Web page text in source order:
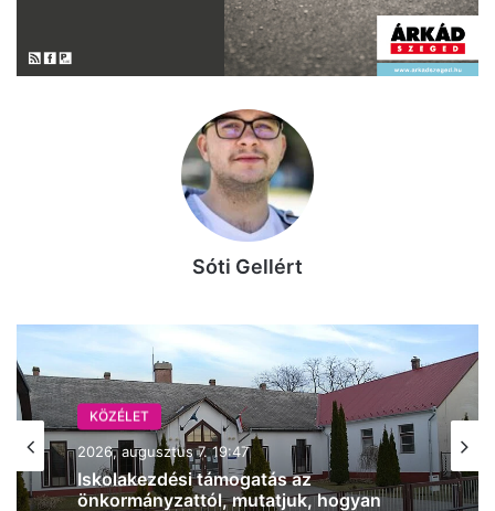
Sóti Gellért
KÖZÉLET
2026, augusztus 7. 19:47
KÖZÉLET
2026, augusztus 7. 18:36